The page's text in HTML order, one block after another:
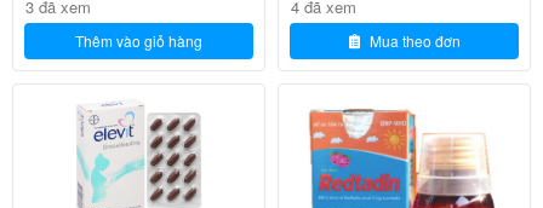
triệu chứng sau:
-Đau bụng.
-Buồn nôn.
-Nôn mửa.
3 đã xem
Thêm vào giỏ hàng
4 đã xem
Mua theo đơn